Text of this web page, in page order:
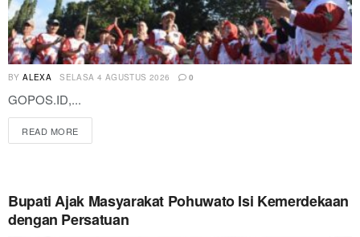
BY ALEXA SELASA 4 AGUSTUS 2026 0
GOPOS.ID,...
READ MORE
Bupati Ajak Masyarakat Pohuwato Isi Kemerdekaan
dengan Persatuan